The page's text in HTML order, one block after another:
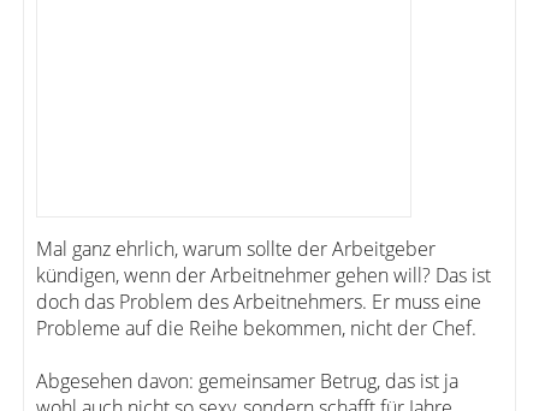
Mal ganz ehrlich, warum sollte der Arbeitgeber
kündigen, wenn der Arbeitnehmer gehen will? Das ist
doch das Problem des Arbeitnehmers. Er muss eine
Probleme auf die Reihe bekommen, nicht der Chef.
Abgesehen davon: gemeinsamer Betrug, das ist ja